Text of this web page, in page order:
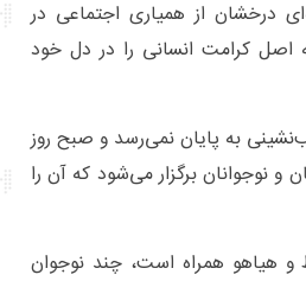
درخشان از همیاری اجتماعی در
کرامت انسانی را در دل خود
به پایان نمی‌رسد و صبح روز
نوجوانان برگزار می‌شود که آن را
و هیاهو همراه است، چند نوجوان